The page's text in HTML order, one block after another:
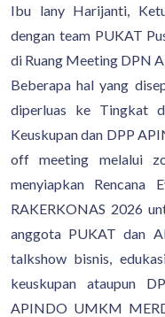
Ibu lany Harijanti,
dengan team PUKAT
di Ruang Meeting DPN
Beberapa hal yang
diperluas ke Tingkat
Keuskupan dan DPP
off meeting melalui
menyiapkan Rencana
RAKERKONAS 2026
anggota PUKAT dan
talkshow bisnis,
keuskupan ataupun
APINDO UMKM